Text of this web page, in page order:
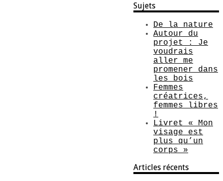
Sujets
De la nature
Autour du
projet : Je
voudrais
aller me
promener dans
les bois
Femmes
créatrices,
femmes libres
!
Livret « Mon
visage est
plus qu’un
corps »
Articles récents